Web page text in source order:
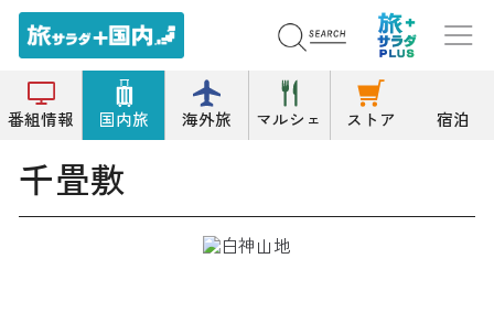
番組情報 国内旅 海外旅 マルシェ ストア 宿泊
トップ
千畳敷